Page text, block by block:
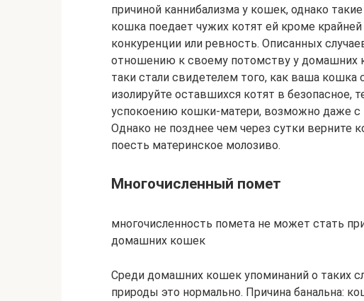
причиной каннибализма у кошек, однако
кошка поедает чужих котят ей кроме
конкуренции или ревность. Описанных
отношению к своему потомству у домашних
таки стали свидетелем того, как ваша
изолируйте оставшихся котят в безопасное,
успокоению кошки-матери, возможно даже с
Однако не позднее чем через сутки
поесть материнское молозиво.
Многочисленный помет
многочисленность помета не может стать
домашних кошек
Среди домашних кошек упоминаний о таких
природы это нормально. Причина банальна: